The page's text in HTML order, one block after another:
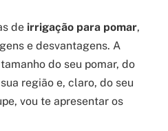
de irrigação para pomar,
e desvantagens. A
do seu pomar, do
região e, claro, do seu
vou te apresentar os